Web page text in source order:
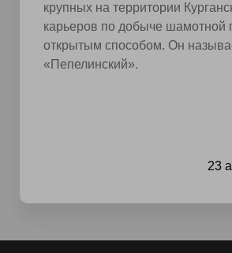
крупных на территории
карьеров по добыче шамотной
открытым способом. Он
«Пепелинский».
23